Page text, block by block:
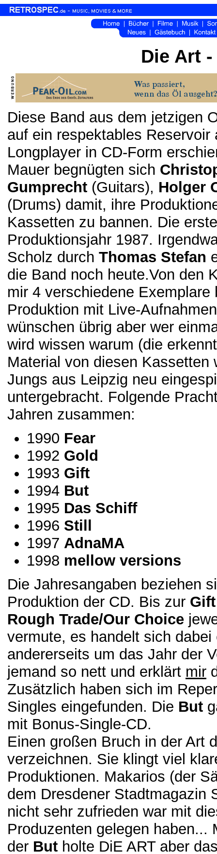
Die Art
Diese Band aus dem jetzigen
auf ein respektables
Longplayer in CD-Form
Mauer begnügten sich
Gumprecht (Guitars), Holger
(Drums) damit, ihre
Kassetten zu bannen. Die
Produktionsjahr 1987.
Scholz durch Thomas Stefan
die Band noch heute.Von den
mir 4 verschiedene
Produktion mit Live-
wünschen übrig aber wer
wird wissen warum (die
Material von diesen
Jungs aus Leipzig neu
untergebracht. Folgende
Jahren zusammen:
1990 Fear
1992 Gold
1993 Gift
1994 But
1995 Das Schiff
1996 Still
1997 AdnaMA
1998 mellow versions
Die Jahresangaben beziehen
Produktion der CD. Bis zur Gift
Rough Trade/Our Choice
vermute, es handelt sich
andererseits um das Jahr der
jemand so nett und erklärt mir
Zusätzlich haben sich im
Singles eingefunden. Die But
mit Bonus-Single-CD.
Einen großen Bruch in der Art
verzeichnen. Sie klingt viel
Produktionen. Makarios (der
dem Dresdener Stadtmagazin
nicht sehr zufrieden war mit
Produzenten gelegen haben...
der But holte DiE ART aber